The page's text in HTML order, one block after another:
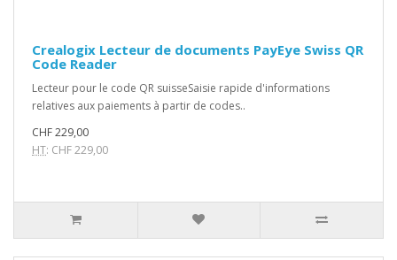
Crealogix Lecteur de documents PayEye Swiss QR
Code Reader
Lecteur pour le code QR suisseSaisie rapide d'informations
relatives aux paiements à partir de codes..
CHF 229,00
HT: CHF 229,00